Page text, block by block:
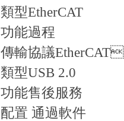
類型EtherCAT
功能過程
傳輸協議
類型USB 2.0
功能售後服務
配置 通過軟件